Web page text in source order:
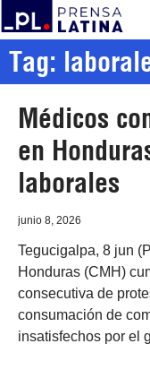
Tag:
Médicos
en
laborales
junio 8, 2026
Tegucigalpa, 8 jun
Honduras (CMH)
consecutiva de
consumación de
insatisfechos por el